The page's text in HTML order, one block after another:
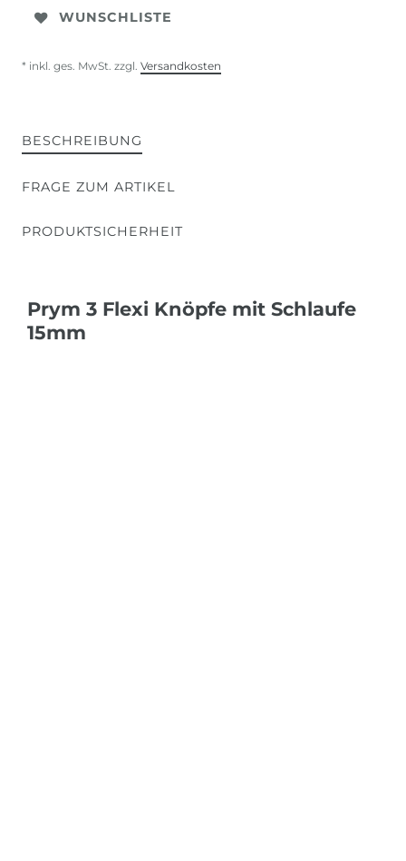
WUNSCHLISTE
* inkl. ges. MwSt. zzgl. Versandkosten
BESCHREIBUNG
FRAGE ZUM ARTIKEL
PRODUKTSICHERHEIT
Prym 3 Flexi Knöpfe mit Schlaufe
15mm